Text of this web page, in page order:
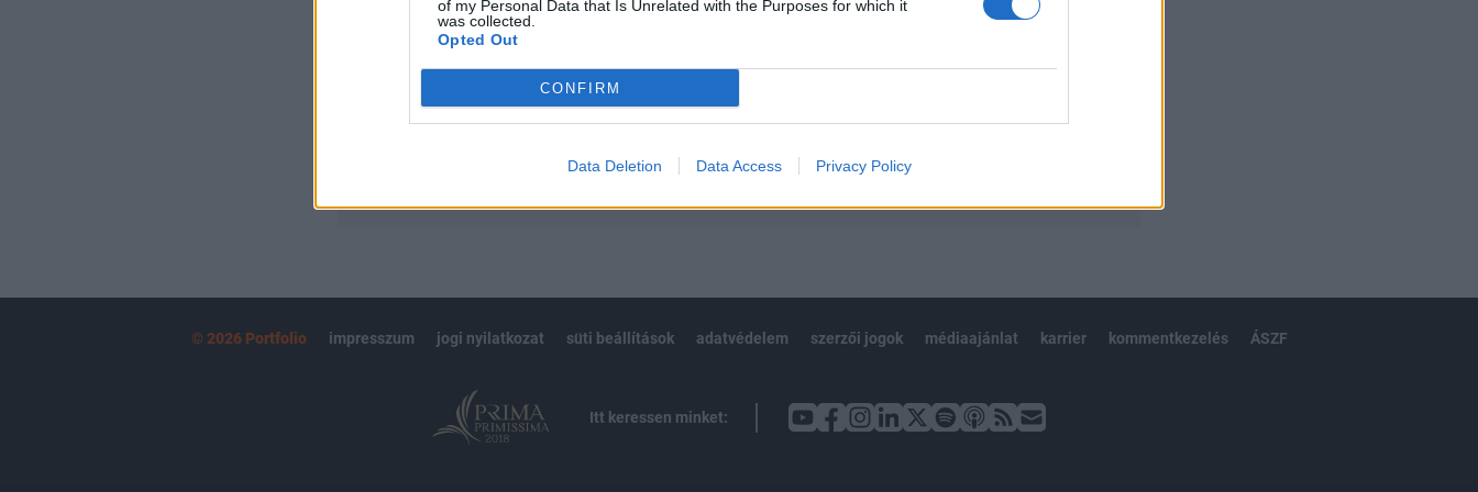
of my Personal Data that Is Unrelated with the Purposes for which it
was collected.
Opted Out
CONFIRM
Data Deletion Data Access Privacy Policy
Kötéslisták: BÉT elmúlt 2 év napon belüli
Előfizetés
© 2026 Portfolio impresszum jogi nyilatkozat süti beállítások adatvédelem szerzői jogok médiaajánlat karrier kommentkezelés ÁSZF
Itt keressen minket: